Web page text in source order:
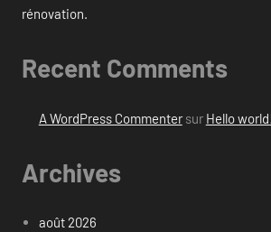
rénovation.
Recent Comments
A WordPress Commentersur Hello world!
Archives
août 2026